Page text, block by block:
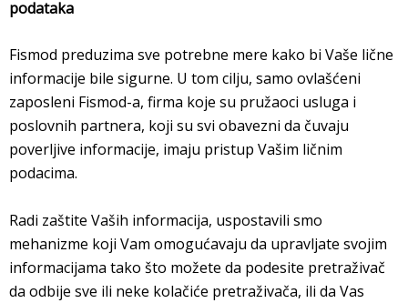
podataka
Fismod preduzima sve potrebne mere kako bi Vaše lične
informacije bile sigurne. U tom cilju, samo ovlašćeni
zaposleni Fismod-a, firma koje su pružaoci usluga i
poslovnih partnera, koji su svi obavezni da čuvaju
poverljive informacije, imaju pristup Vašim ličnim
podacima.
Radi zaštite Vaših informacija, uspostavili smo
mehanizme koji Vam omogućavaju da upravljate svojim
informacijama tako što možete da podesite pretraživač
da odbije sve ili neke kolačiće pretraživača, ili da Vas